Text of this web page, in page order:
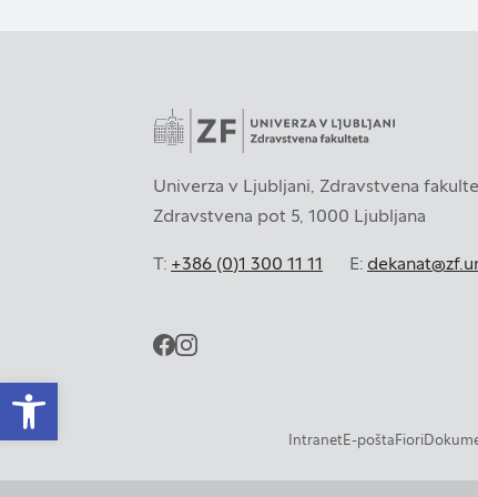
Univerza v Ljubljani, Zdravstvena
Zdravstvena pot 5, 1000 Ljubljana
T: +386 (0)1 300 11 11 E:
facebook
instagram
IntranetE-poštaFiori
za izdelavo
spletnih mestih.
zavrnete
Open toolbar